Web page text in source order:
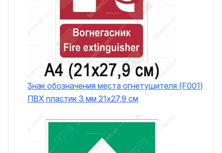
Знак обозначения места огнетушителя (F001)
ПВХ пластик 3 мм 21x27,9 см